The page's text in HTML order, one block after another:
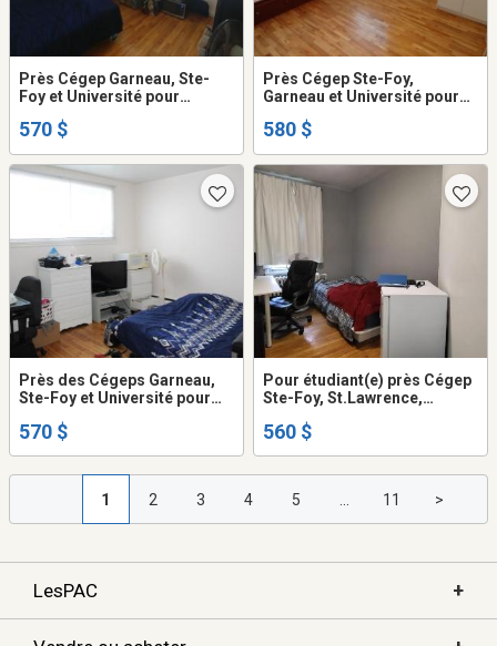
Près Cégep Garneau, Ste-
Foy et Université pour
immeuble non fumeur, aucun
appartement
570 $
Près Cégep Ste-Foy,
Garneau et Université pour
appartement au 1/2 ss
580 $
Près des Cégeps Garneau,
Ste-Foy et Université pour
immeuble non fumeur, aucun
animal permis, dans
570 $
Pour étudiant(e) près Cégep
Ste-Foy, St.Lawrence,
en colocation de 3 chambres
au 2ième étage,
560 $
1 2 3 4 5 11 >
LesPAC +